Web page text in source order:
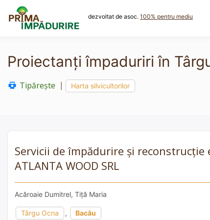
content
dezvoltat de asoc. 100% pentru mediu
Proiectanți împaduriri în
Tipărește Harta silvicultorilor
Servicii de împădurire și
ATLANTA WOOD SRL
Acăroaie Dumitrel, Tiță Maria
Târgu Ocna , Bacău